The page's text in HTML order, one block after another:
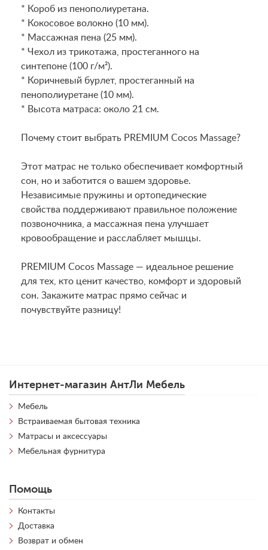
* Короб из пенополиуретана.
* Кокосовое волокно (10 мм).
* Массажная пена (25 мм).
* Чехол из трикотажа, простеганного на
синтепоне (100 г/м²).
* Коричневый бурлет, простеганный на
пенополиуретане (10 мм).
* Высота матраса: около 21 см.
Почему стоит выбрать PREMIUM Cocos Massage?
Этот матрас не только обеспечивает комфортный
сон, но и заботится о вашем здоровье.
Независимые пружины и ортопедические
свойства поддерживают правильное положение
позвоночника, а массажная пена улучшает
кровообращение и расслабляет мышцы.
PREMIUM Cocos Massage — идеальное решение
для тех, кто ценит качество, комфорт и здоровый
сон. Закажите матрас прямо сейчас и
почувствуйте разницу!
Интернет-магазин АнтЛи Мебель
Мебель
Встраиваемая бытовая техника
Матрасы и аксессуары
Мебельная фурнитура
Помощь
Контакты
Доставка
Возврат и обмен